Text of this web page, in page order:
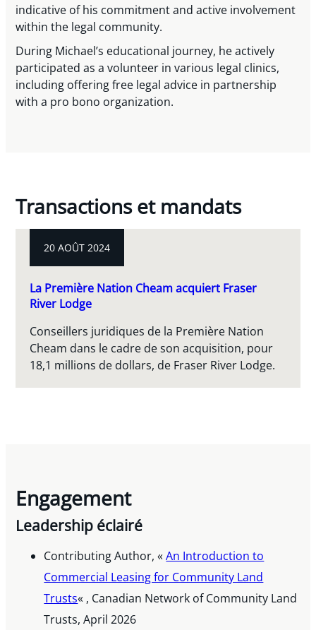
indicative of his commitment and active involvement
within the legal community.
During Michael’s educational journey, he actively
participated as a volunteer in various legal clinics,
including offering free legal advice in partnership
with a pro bono organization.
Transactions et mandats
20 AOÛT 2024
La Première Nation Cheam acquiert Fraser
River Lodge
Conseillers juridiques de la Première Nation
Cheam dans le cadre de son acquisition, pour
18,1 millions de dollars, de Fraser River Lodge.
Engagement
Leadership éclairé
Contributing Author, «An Introduction to
Commercial Leasing for Community Land
Trusts« , Canadian Network of Community Land
Trusts, April 2026